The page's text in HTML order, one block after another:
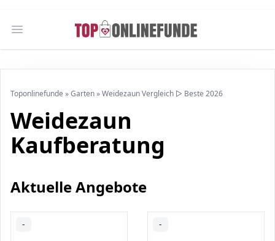
Open main menu
Toponlinefunde »Garten»Weidezaun Vergleich ▷ Beste 2026
Weidezaun
Kaufberatung
Aktuelle Angebote
- -